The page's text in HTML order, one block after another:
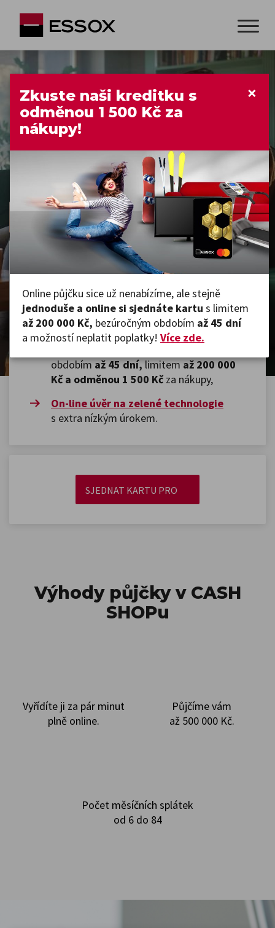
Cash shop
Rychlá online půjčka
Cash shop
Online půjčka na cokoliv
On-line půjčku Cash shopaktuálně
nenabízíme.Mohl by se vám ale hodit jiný
produkt, třeba
obdobímaž 45 dní,limitemaž 200 000
Kč a odměnou 1 500 Kč za nákupy,
On-line úvěr na zelené technologie
s extra nízkým úrokem.
SJEDNAT KARTU PRO
Výhody půjčky v CASH
SHOPu
Vyřídíte ji za pár minut
plně online.
Půjčíme vám
až 500 000 Kč.
Počet měsíčních splátek
od 6 do 84
×
Zkuste naši kreditku s
odměnou 1 500 Kč za
nákupy!
Online půjčku sice už nenabízíme, ale stejně
jednoduše a online si sjednáte kartu s limitem
až 200 000 Kč, bezúročným obdobím až 45 dní
a možností neplatit poplatky! Více zde.